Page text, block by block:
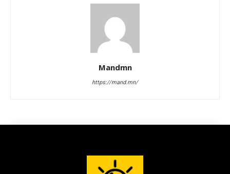
Mandmn
https://mand.mn/